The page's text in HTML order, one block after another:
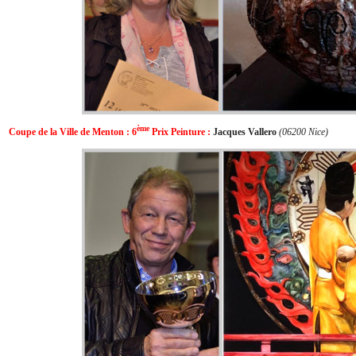
Coupe de la Ville de Menton : 6èmePrix Peinture : Jacques Vallero (06200 Nice)